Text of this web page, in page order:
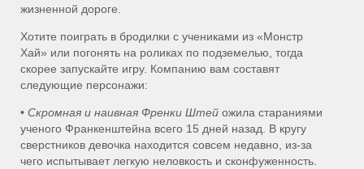
жизненной дороге.
Хотите поиграть в бродилки с учениками из «Монстр
Хай» или погонять на роликах по подземелью, тогда
скорее запускайте игру. Компанию вам составят
следующие персонажи:
• Скромная и наивная Френки Штей ожила стараниями
ученого Франкенштейна всего 15 дней назад. В кругу
сверстников девочка находится совсем недавно, из-за
чего испытывает легкую неловкость и сконфуженность.